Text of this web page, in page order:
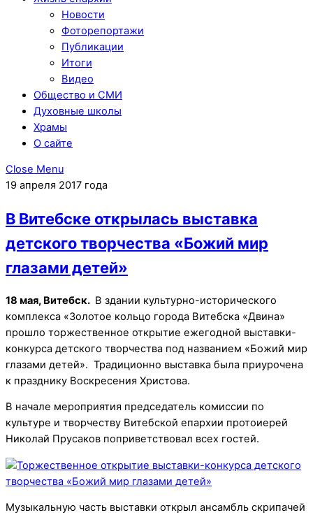
Новости
Фоторепортажи
Публикации
Итоги
Видео
Общество и СМИ
Духовные школы
Храмы
О сайте
Close Menu
19 апреля 2017 года
В Витебске открылась выставка
детского творчества «Божий мир
глазами детей»
18 мая, Витебск. В здании культурно-исторического
комплекса «Золотое кольцо города Витебска «Двина»
прошло торжественное открытие ежегодной выставки-
конкурса детского творчества под названием «Божий мир
глазами детей». Традиционно выставка была приурочена
к празднику Воскресения Христова.
В начале мероприятия председатель комиссии по
культуре и творчеству Витебской епархии протоиерей
Николай Прусаков поприветствовал всех гостей.
Музыкальную часть выставки открыл ансамбль скрипачей